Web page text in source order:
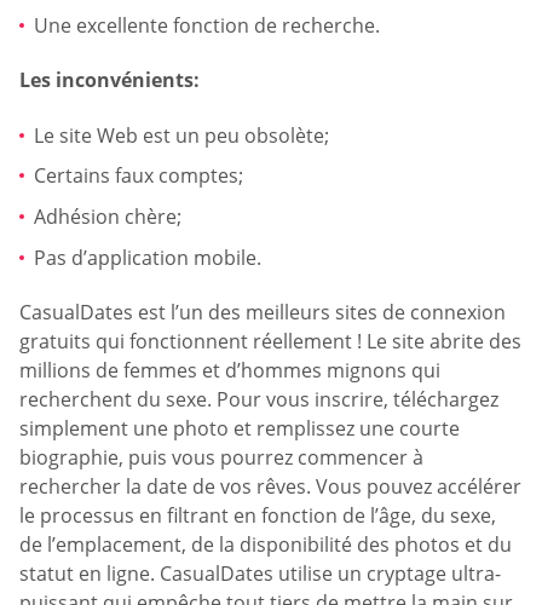
Une excellente fonction de recherche.
Les inconvénients:
Le site Web est un peu obsolète;
Certains faux comptes;
Adhésion chère;
Pas d’application mobile.
CasualDates est l’un des meilleurs sites de connexion
gratuits qui fonctionnent réellement ! Le site abrite des
millions de femmes et d’hommes mignons qui
recherchent du sexe. Pour vous inscrire, téléchargez
simplement une photo et remplissez une courte
biographie, puis vous pourrez commencer à
rechercher la date de vos rêves. Vous pouvez accélérer
le processus en filtrant en fonction de l’âge, du sexe,
de l’emplacement, de la disponibilité des photos et du
statut en ligne. CasualDates utilise un cryptage ultra-